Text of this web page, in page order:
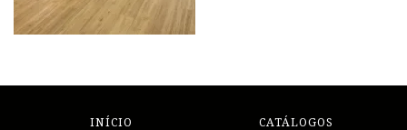
INÍCIO
CATÁLOGOS